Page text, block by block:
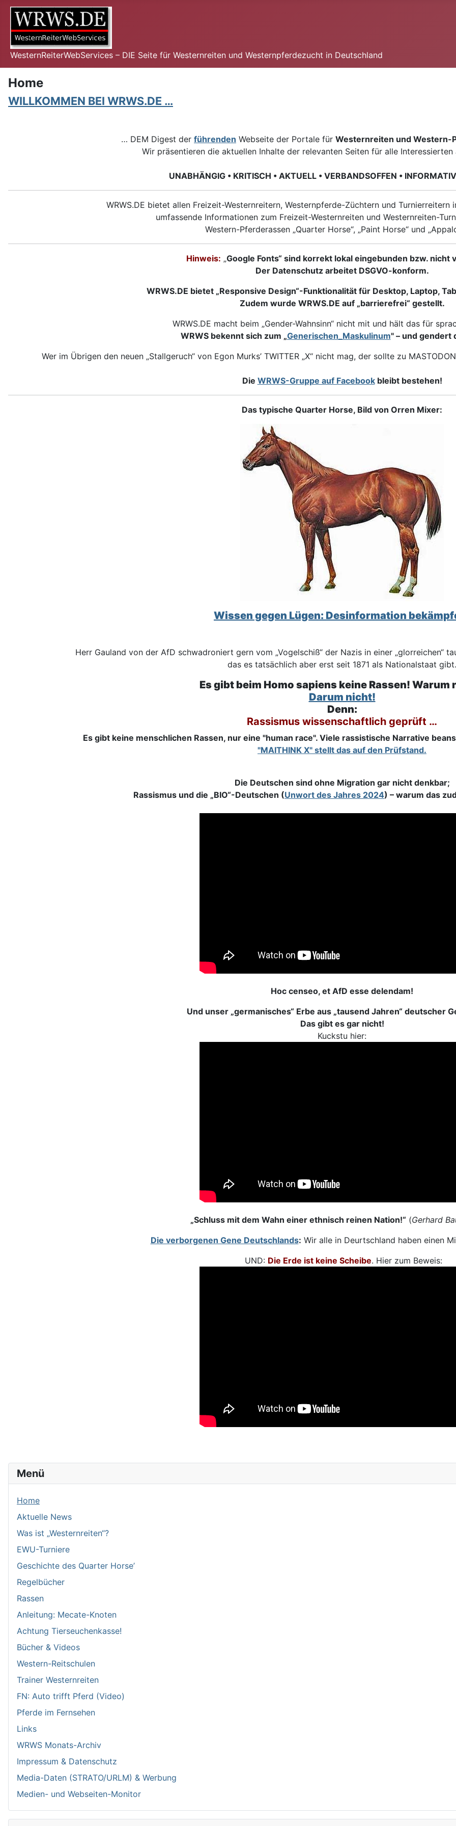
WesternReiterWebServices – DIE Seite für Westernreiten und Westernpferdezucht in Deutschland
Home
WILLKOMMEN BEI WRWS.DE …
… DEM Digest der führenden Webseite der Portale für Westernreiten und Western-
Wir präsentieren die aktuellen Inhalte der relevanten Seiten für alle
UNABHÄNGIG • KRITISCH • AKTUELL • VERBANDSOFFEN •
WRWS.DE bietet allen Freizeit-Westernreitern, Westernpferde-Züchtern und
umfassende Informationen zum Freizeit-Westernreiten und Westernreiten-
Western-Pferderassen „Quarter Horse“, „Paint Horse“ und
Hinweis: „Google Fonts“ sind korrekt lokal eingebunden bzw. nicht
Der Datenschutz arbeitet DSGVO-konform.
WRWS.DE bietet „Responsive Design“-Funktionalität für Desktop, Laptop,
Zudem wurde WRWS.DE auf „barrierefrei“ gestellt.
WRWS.DE macht beim „Gender-Wahnsinn“ nicht mit und hält das für
WRWS bekennt sich zum „Generischen_Maskulinum" – und gendert
Wer im Übrigen den neuen „Stallgeruch“ von Egon Murks’ TWITTER „X“ nicht mag, der sollte zu
Die WRWS-Gruppe auf Facebookbleibt bestehen!
Das typische Quarter Horse, Bild von Orren Mixer:
Wissen gegen Lügen: Desinformation
Herr Gauland von der AfD schwadroniert gern vom „Vogelschiß“ der Nazis in einer „glorreichen“
das es tatsächlich aber erst seit 1871 als Nationalstaat gibt.
Es gibt beim Homo sapiens keine Rassen! Warum
Darum nicht!
Denn:
Rassismus wissenschaftlich geprüft …
Es gibt keine menschlichen Rassen, nur eine "human race". Viele rassistische Narrative
"MAITHINK X" stellt das auf den Prüfstand.
Die Deutschen sind ohne Migration gar nicht denkbar;
Rassismus und die „BIO“-Deutschen (Unwort des Jahres 2024) – warum das
Hoc censeo, et AfD esse delendam!
Und unser „germanisches“ Erbe aus „tausend Jahren“ deutscher
Das gibt es gar nicht!
Kuckstu hier:
„Schluss mit dem Wahn einer ethnisch reinen Nation!“ (Gerhard
Die verborgenen Gene Deutschlands: Wir alle in Deurtschland haben einen
UND: Die Erde ist keine Scheibe. Hier zum Beweis:
Menü
Home
Aktuelle News
Was ist „Westernreiten“?
EWU-Turniere
Geschichte des Quarter Horse’
Regelbücher
Rassen
Anleitung: Mecate-Knoten
Achtung Tierseuchenkasse!
Bücher & Videos
Western-Reitschulen
Trainer Westernreiten
FN: Auto trifft Pferd (Video)
Pferde im Fernsehen
Links
WRWS Monats-Archiv
Impressum & Datenschutz
Media-Daten (STRATO/URLM) & Werbung
Medien- und Webseiten-Monitor